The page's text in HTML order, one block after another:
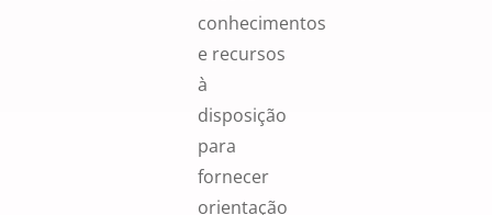
conhecimentos
e recursos
à
disposição
para
fornecer
orientação